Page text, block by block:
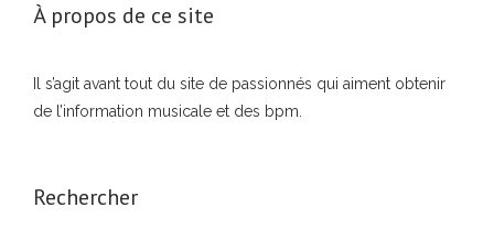
À propos de ce site
Il s’agit avant tout du site de passionnés qui aiment obtenir
de l’information musicale et des bpm.
Rechercher